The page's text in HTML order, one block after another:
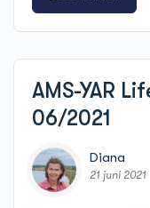
AMS-YAR
06/2021
Diana
21 juni 2021